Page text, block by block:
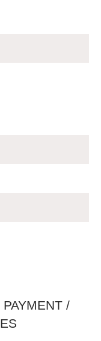
/